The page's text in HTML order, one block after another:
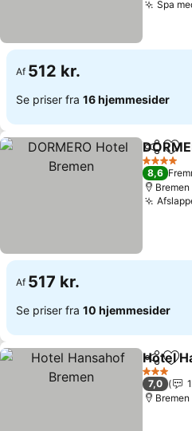
Spa
Af 512 kr.
Se priser fra 16 hjemmesider
Del
4 Stjerner
8,6
Bremen
Af 517 kr.
Se priser fra 10 hjemmesider
Del
Hotel
3 Stjerner
7,0
Bremen